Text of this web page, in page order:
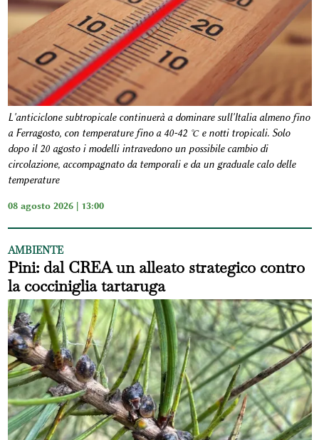
L'anticiclone subtropicale continuerà a dominare sull'Italia almeno fino
a Ferragosto, con temperature fino a 40-42 °C e notti tropicali. Solo
dopo il 20 agosto i modelli intravedono un possibile cambio di
circolazione, accompagnato da temporali e da un graduale calo delle
temperature
08 agosto 2026 | 13:00
AMBIENTE
Pini: dal CREA un alleato strategico contro
la cocciniglia tartaruga